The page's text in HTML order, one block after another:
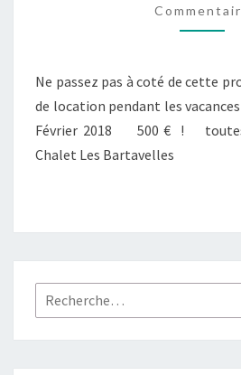
AU
24
Ne passez pas à coté de cette
de location pendant les
Février 2018 500 € ! toutes
Chalet Les Bartavelles
Rechercher :